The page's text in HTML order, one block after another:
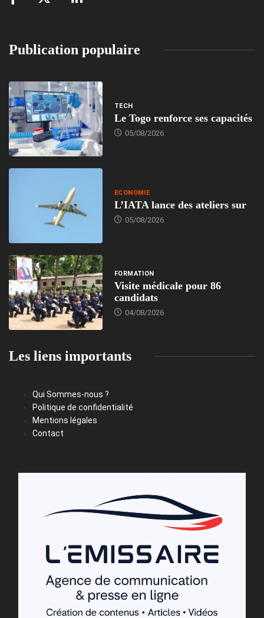
Publication populaire
TECH
Le Togo renforce ses capacités
05/08/2026
ECONOMIE
L’IATA lance des ateliers sur
05/08/2026
FORMATION
Visite médicale pour 86
candidats
04/08/2026
Les liens importants
Qui Sommes-nous ?
Politique de confidentialité
Mentions légales
Contact